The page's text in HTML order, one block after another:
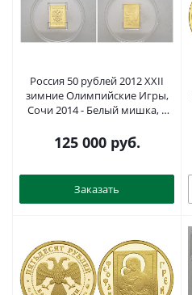
Россия 50 рублей 2012 XXII
зимние Олимпийские Игры,
Сочи 2014 - Белый мишка, в
золото 00-822-50
125 000руб.
Заказать